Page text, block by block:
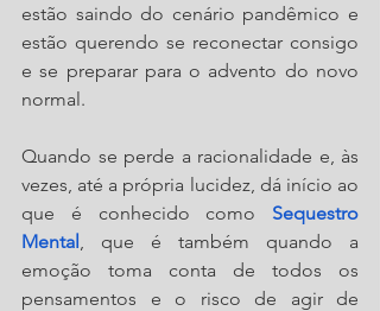
estão saindo do cenário pandêmico e
estão querendo se reconectar consigo
e se preparar para o advento do novo
normal.
Quando se perde a racionalidade e, às
vezes, até a própria lucidez, dá início ao
que é conhecido como
Sequestro
Mental, que é também quando a
emoção toma conta de todos os
pensamentos e o risco de agir de